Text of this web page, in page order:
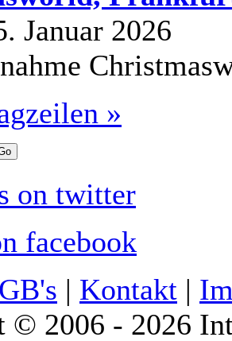
Januar 2026
»
| Kontakt |
© 2006 - 2026